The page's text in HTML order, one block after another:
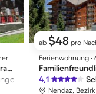
Gemütliche Ferienwohnung | Panoramablick | Skifahren in der Nähe
ab $48 pro
Ferienwohnung ∙
4,1
Nendaz,